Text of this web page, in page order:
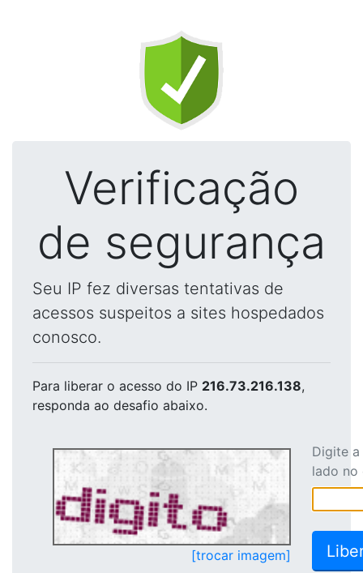
Verificação
de segurança
Seu IP fez diversas tentativas de
acessos suspeitos a sites hospedados
conosco.
Para liberar o acesso do IP 216.73.216.138,
responda ao desafio abaixo.
[trocar imagem]
Digite
lado no